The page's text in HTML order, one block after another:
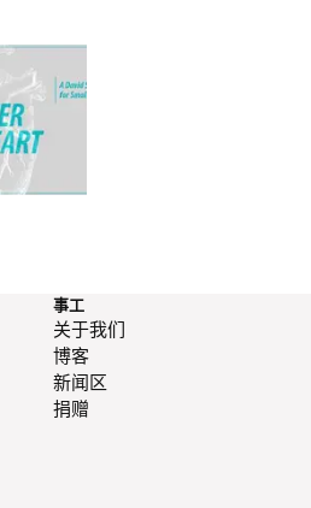
事工
关于我们
博客
新闻区
捐赠